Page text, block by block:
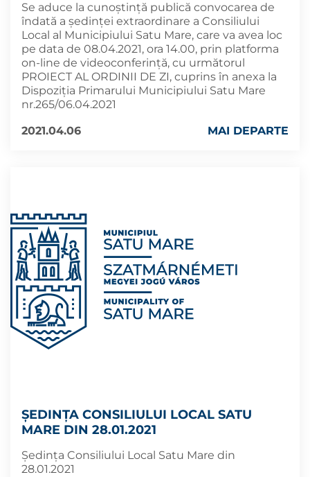
Se aduce la cunoștință publică convocarea de
îndată a ședinței extraordinare a Consiliului
Local al Municipiului Satu Mare, care va avea loc
pe data de 08.04.2021, ora 14.00, prin platforma
on-line de videoconferință, cu următorul
PROIECT AL ORDINII DE ZI, cuprins în anexa la
Dispoziția Primarului Municipiului Satu Mare
nr.265/06.04.2021
2021.04.06
MAI DEPARTE
ȘEDINȚA CONSILIULUI LOCAL SATU
MARE DIN 28.01.2021
Ședința Consiliului Local Satu Mare din
28.01.2021